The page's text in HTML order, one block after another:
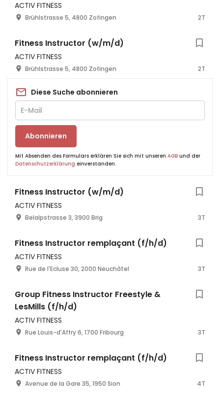
ACTIV FITNESS
Brühlstrasse 5, 4800 Zofingen 2T
Fitness Instructor (w/m/d)
ACTIV FITNESS
Brühlstrasse 5, 4800 Zofingen 2T
Diese Suche abonnieren
Abonnieren
Mit Absenden des Formulars erklären Sie sich mit unseren AGB und der
Datenschutzerklärung einverstanden.
Fitness Instructor (w/m/d)
ACTIV FITNESS
Belalpstrasse 3, 3900 Brig 3T
Fitness Instructor remplaçant (f/h/d)
ACTIV FITNESS
Rue de l'Ecluse 30, 2000 Neuchâtel 3T
Group Fitness Instructor Freestyle &
LesMills (f/h/d)
ACTIV FITNESS
Rue Louis-d'Affry 6, 1700 Fribourg 3T
Fitness Instructor remplaçant (f/h/d)
ACTIV FITNESS
Avenue de la Gare 35, 1950 Sion 4T